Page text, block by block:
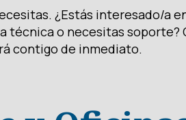
¿Estás interesado/a
técnica o necesitas
contigo de inmediato.